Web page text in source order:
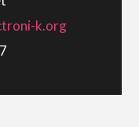
k.org